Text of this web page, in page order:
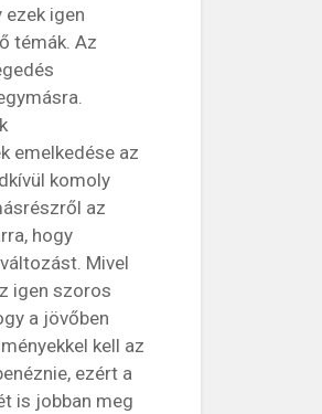
igen
témák. Az
emelkedése az
komoly
az
hogy
Mivel
igen szoros
a jövőben
kell az
ezért a
is jobban meg